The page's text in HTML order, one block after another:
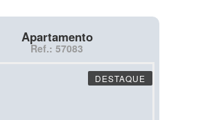
Apartamento
Ref.: 57083
DESTAQUE